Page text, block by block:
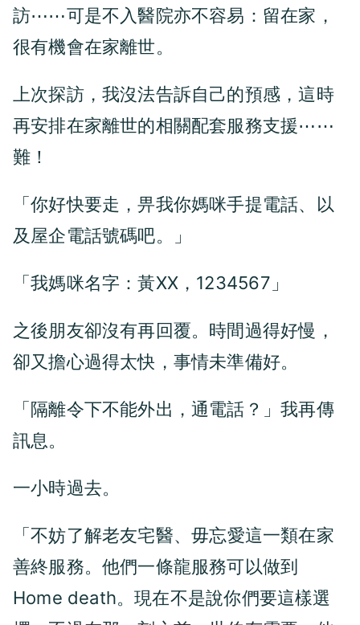
訪⋯⋯可是不入醫院亦不容易：留在家，
很有機會在家離世。
上次探訪，我沒法告訴自己的預感，這時
再安排在家離世的相關配套服務支援⋯⋯
難！
「你好快要走，畀我你媽咪手提電話、以
及屋企電話號碼吧。」
「我媽咪名字：黃XX，1234567」
之後朋友卻沒有再回覆。時間過得好慢，
卻又擔心過得太快，事情未準備好。
「隔離令下不能外出，通電話？」我再傳
訊息。
一小時過去。
「不妨了解老友宅醫、毋忘愛這一類在家
善終服務。他們一條龍服務可以做到
Home death。現在不是說你們要這樣選